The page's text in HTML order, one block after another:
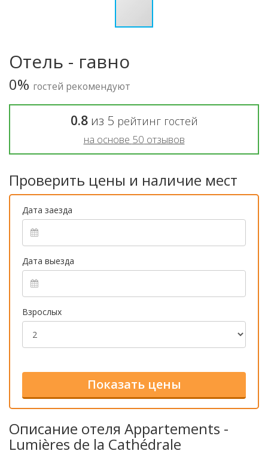
Отель - гавно
0% гостей рекомендуют
0.8из 5 рейтинг гостей
на основе 50 отзывов
Проверить цены и наличие мест
Дата заезда
Дата выезда
Взрослых
Описание отеля Appartements -
Lumières de la Cathédrale